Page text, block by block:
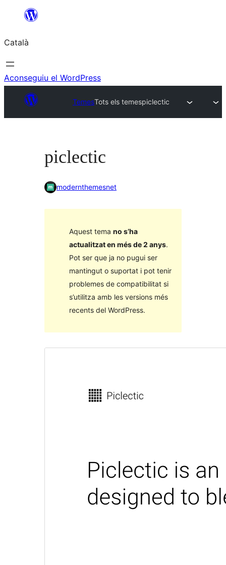
contingut
Català
Aconseguiu el WordPress
TemesTots els temespiclectic
piclectic
modernthemesnet
Aquest tema no s’ha
actualitzat en més de 2 anys.
Pot ser que ja no pugui ser
mantingut o suportat i pot tenir
problemes de compatibilitat si
s’utilitza amb les versions més
recents del WordPress.